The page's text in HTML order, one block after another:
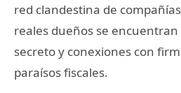
red clandestina de
reales dueños se encuentran
secreto y conexiones con
paraísos fiscales.